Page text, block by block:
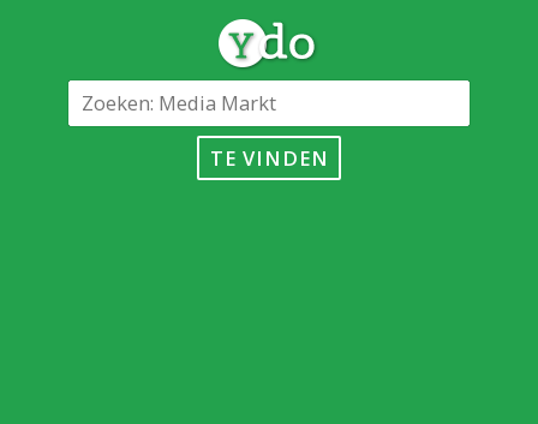
TE VINDEN